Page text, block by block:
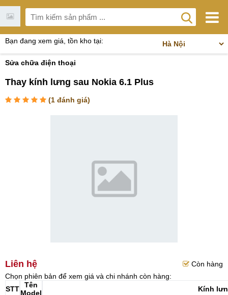
Bạn đang xem giá, tồn kho tại:
Sửa chữa điện thoại
Thay kính lưng sau Nokia 6.1 Plus
(1 đánh giá)
Liên hệ
Còn hàng
Chọn phiên bản để xem giá và chi nhánh còn hàng:
STT
Tên
Model
Kính